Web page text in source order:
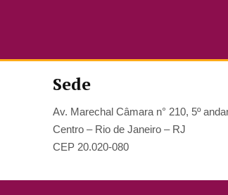
Sede
Av. Marechal Câmara n° 210, 5º
Centro – Rio de Janeiro – RJ
CEP 20.020-080